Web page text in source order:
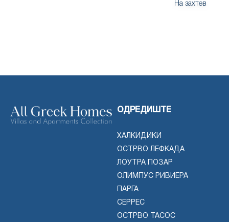
На захтев
ОДРЕДИШТЕ
ХАЛКИДИКИ
ОСТРВО ЛЕФКАДА
ЛОУТРА ПОЗАР
ОЛИМПУС РИВИЕРА
ПАРГА
СЕРРЕС
ОСТРВО ТАСОС